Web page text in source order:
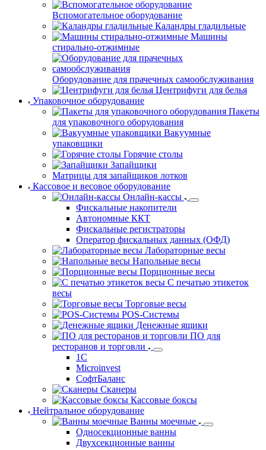
Вспомогательное оборудование
Каландры гладильные
Машины
стирально-отжимные
Оборудование для прачечных самообслуживания
Центрифуги для белья
Упаковочное оборудование
Пакеты
для упаковочного оборудования
Вакуумные
упаковщики
Горячие столы
Запайщики
Матрицы для запайщиков лотков
Кассовое и весовое оборудование
Онлайн-кассы
Фискальные накопители
Автономные ККТ
Фискальные регистраторы
Оператор фискальных данных (ОФД)
Лабораторные весы
Напольные весы
Порционные весы
С печатью этикеток
весы
Торговые весы
POS-Системы
Денежные ящики
ПО для
ресторанов и торговли
1С
Microinvest
СофтБаланс
Сканеры
Кассовые боксы
Нейтральное оборудование
Ванны моечные
Односекционные ванны
Двухсекционные ванны